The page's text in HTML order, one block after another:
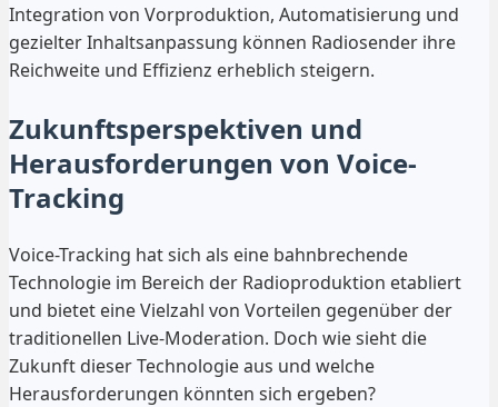
Integration von Vorproduktion, Automatisierung und
gezielter Inhaltsanpassung können Radiosender ihre
Reichweite und Effizienz erheblich steigern.
Zukunftsperspektiven und
Herausforderungen von Voice-
Tracking
Voice-Tracking hat sich als eine bahnbrechende
Technologie im Bereich der Radioproduktion etabliert
und bietet eine Vielzahl von Vorteilen gegenüber der
traditionellen Live-Moderation. Doch wie sieht die
Zukunft dieser Technologie aus und welche
Herausforderungen könnten sich ergeben?